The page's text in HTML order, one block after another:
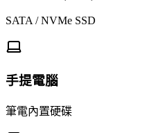
SATA / NVMe SSD
手提電腦
筆電內置硬碟